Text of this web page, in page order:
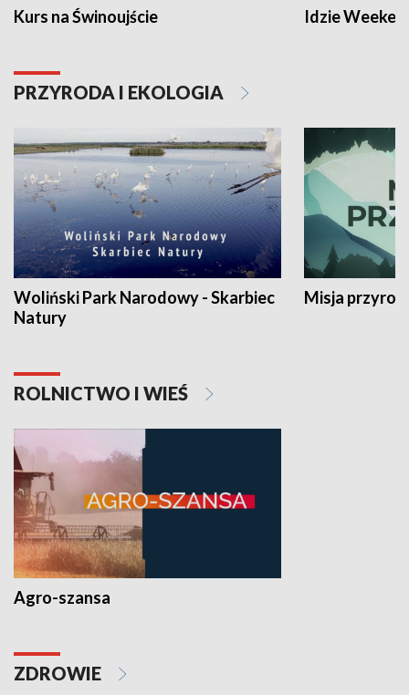
Kurs na Świnoujście Idzie
PRZYRODA I EKOLOGIA
Woliński Park Narodowy - Skarbiec
Natury
Misja
ROLNICTWO I WIEŚ
Agro-szansa
ZDROWIE